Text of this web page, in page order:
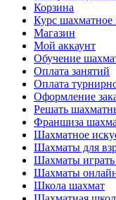
Корзина
Курс шахматное
Магазин
Мой аккаунт
Обучение
Оплата занятий
Оплата
Оформление
Решать
Франшиза
Шахматное
Шахматы для
Шахматы
Шахматы
Школа шахмат